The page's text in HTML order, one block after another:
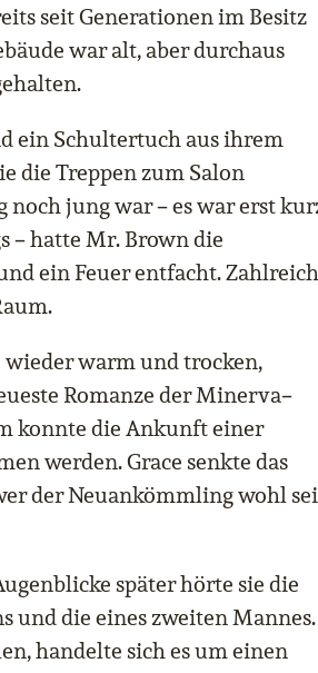
seit Generationen im Besitz
war alt, aber durchaus
ein Schultertuch aus ihrem
die Treppen zum Salon
noch jung war–es war erst
–hatte Mr. Brown die
ein Feuer entfacht.
wieder warm und trocken,
Romanze der Minerva–
konnte die Ankunft einer
werden. Grace senkte das
der Neuankömmling wohl
später hörte sie die
und die eines zweiten Mannes.
handelte sich es um einen